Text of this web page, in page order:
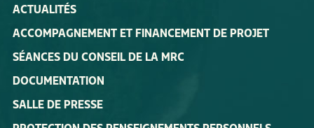
ACTUALITÉS
ACCOMPAGNEMENT ET FINANCEMENT DE PROJET
SÉANCES DU CONSEIL DE LA MRC
DOCUMENTATION
SALLE DE PRESSE